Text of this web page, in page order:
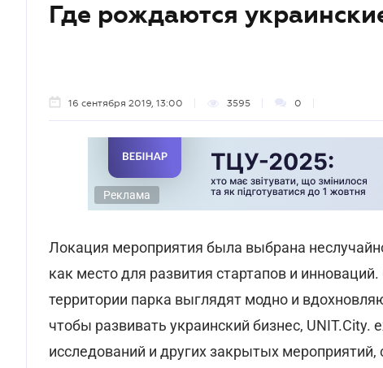
Где рождаются
16 сентября 2019, 13:00 3595 0
Реклама
Локация мероприятия была выбрана
как место для развития стартапов и
территории парка выглядят модно и
чтобы развивать украинский бизнес, UNIT.City.
исследований и других закрытых